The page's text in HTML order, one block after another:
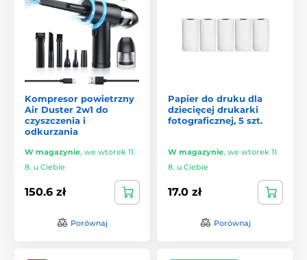
Kompresor powietrzny
Air Duster 2w1 do
czyszczenia i
odkurzania
W magazynie, we wtorek 11.
8. u Ciebie
150.6 zł
Porównaj
Papier do druku dla
dziecięcej drukarki
fotograficznej, 5 szt.
W magazynie, we wtorek 11.
8. u Ciebie
17.0 zł
Porównaj